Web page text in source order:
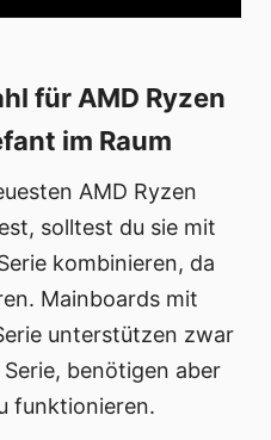
für AMD Ryzen
im Raum
AMD Ryzen
solltest du sie mit
kombinieren, da
Mainboards mit
unterstützen zwar
benötigen aber
funktionieren.